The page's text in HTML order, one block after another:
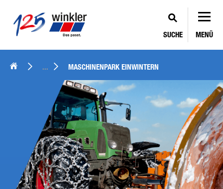
SUCHE MENÜ
... MASCHINENPARK EINWINTERN